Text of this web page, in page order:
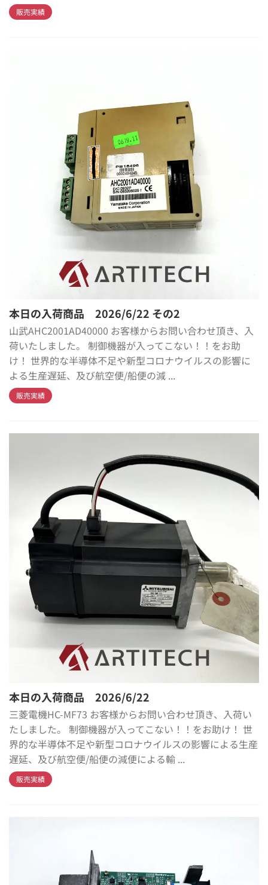
販売実績
本日の入荷商品 2026/6/22 その2
山武AHC2001AD40000 お客様からお問い合わせ頂き、入
荷いたしました。 制御機器が入ってこない！！をお助
け！ 世界的な半導体不足や新型コロナウイルスの影響に
よる生産遅延、及び航空便/船便の減 ...
販売実績
本日の入荷商品 2026/6/22
三菱電機HC-MF73 お客様からお問い合わせ頂き、入荷い
たしました。 制御機器が入ってこない！！をお助け！ 世
界的な半導体不足や新型コロナウイルスの影響による生産
遅延、及び航空便/船便の減便による輸 ...
販売実績